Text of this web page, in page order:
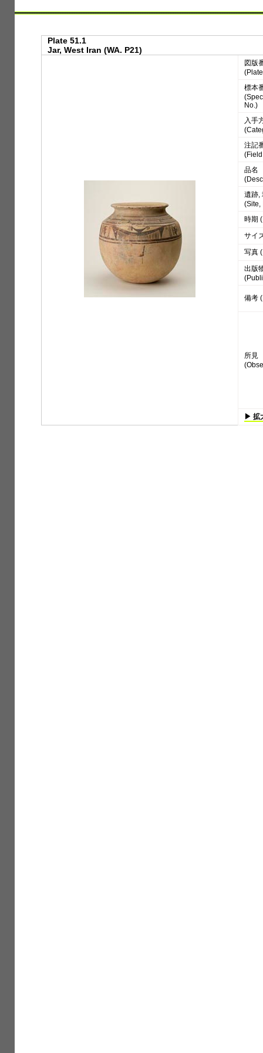
Plate 51.1
Jar, West Iran (WA. P21)
図版
標本
No.)
入手
注記
品名
遺跡,
(Site,
時期
サイ
写真
出版
備考
所見
▶ 拡